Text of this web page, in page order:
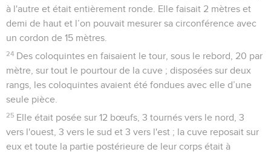
à l'autre et était entièrement ronde. Elle faisait 2 mètres et
demi de haut et l’on pouvait mesurer sa circonférence avec
un cordon de 15 mètres.
24 Des coloquintes en faisaient le tour, sous le rebord, 20 par
mètre, sur tout le pourtour de la cuve ; disposées sur deux
rangs, les coloquintes avaient été fondues avec elle d’une
seule pièce.
25 Elle était posée sur 12 bœufs, 3 tournés vers le nord, 3
vers l'ouest, 3 vers le sud et 3 vers l'est ; la cuve reposait sur
eux et toute la partie postérieure de leur corps était à